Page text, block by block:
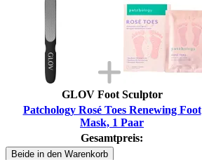
GLOV Foot Sculptor
Patchology Rosé Toes Renewing Foot
Mask, 1 Paar
Gesamtpreis:
Beide in den Warenkorb